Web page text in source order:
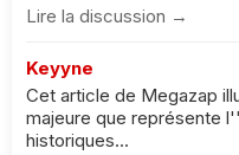
Lire la discussion →
Keyyne
Cet article de Megazap
majeure que représente
historiques...